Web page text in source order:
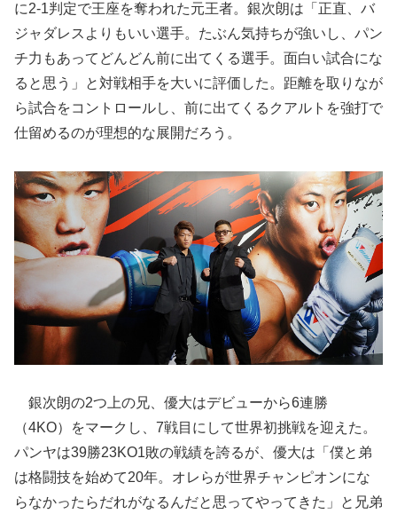
に2-1判定で王座を奪われた元王者。銀次朗は「正直、バ
ジャダレスよりもいい選手。たぶん気持ちが強いし、パン
チ力もあってどんどん前に出てくる選手。面白い試合にな
ると思う」と対戦相手を大いに評価した。距離を取りなが
ら試合をコントロールし、前に出てくるクアルトを強打で
仕留めるのが理想的な展開だろう。
銀次朗の2つ上の兄、優大はデビューから6連勝
（4KO）をマークし、7戦目にして世界初挑戦を迎えた。
パンヤは39勝23KO1敗の戦績を誇るが、優大は「僕と弟
は格闘技を始めて20年。オレらが世界チャンピオンにな
らなかったらだれがなるんだと思ってやってきた」と兄弟